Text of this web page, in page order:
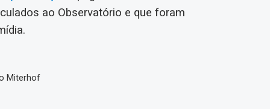
ao Observatório e que foram
Miterhof